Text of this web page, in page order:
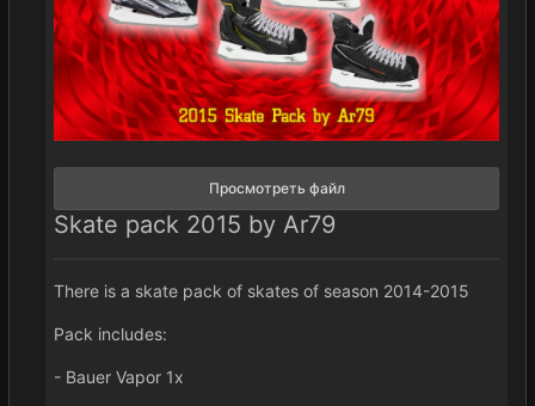
Просмотреть файл
Skate pack 2015 by Ar79
There is a skate pack of skates of season 2014-2015
Pack includes:
- Bauer Vapor 1x